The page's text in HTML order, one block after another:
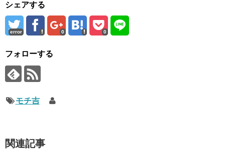
シェアする
error 0 0
フォローする
モチ吉
関連記事